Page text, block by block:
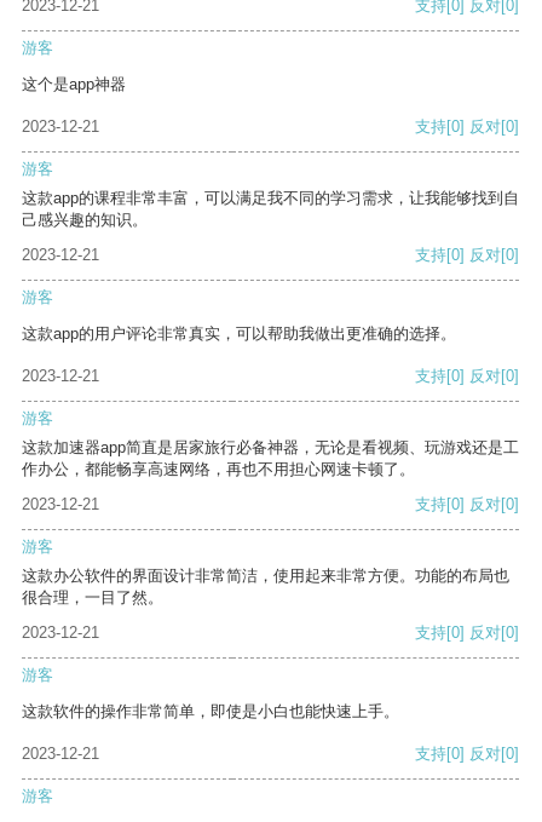
2023-12-21 支持 [0] 反对 [0]
游客
这个是app神器
2023-12-21 支持[0] 反对[0]
游客
这款app的课程非常丰富，可以满足我不同的学习需求，让我能够找到自
己感兴趣的知识。
2023-12-21
支持[0] 反对[0]
游客
这款app的用户评论非常真实，可以帮助我做出更准确的选择。
2023-12-21 支持[0] 反对[0]
游客
这款加速器app简直是居家旅行必备神器，无论是看视频、玩游戏还是工
作办公，都能畅享高速网络，再也不用担心网速卡顿了。
2023-12-21
支持[0] 反对[0]
游客
这款办公软件的界面设计非常简洁，使用起来非常方便。功能的布局也
很合理，一目了然。
2023-12-21
支持[0] 反对[0]
游客
这款软件的操作非常简单，即使是小白也能快速上手。
2023-12-21 支持[0] 反对[0]
游客